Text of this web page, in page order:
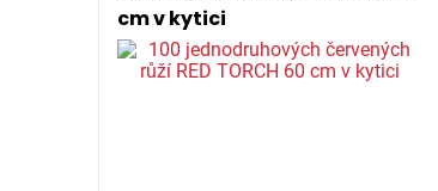
cm v kytici